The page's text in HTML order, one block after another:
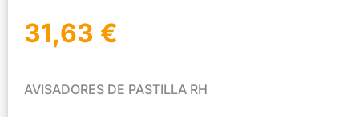
31,63 €
AVISADORES DE PASTILLA RH